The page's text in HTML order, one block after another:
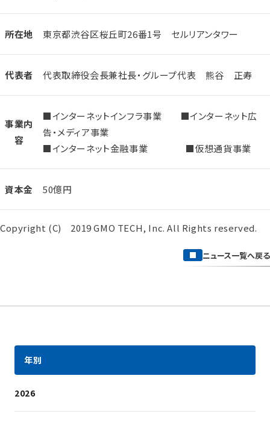
所在地 東京都渋谷区桜丘町26番1号 セルリアンタワー
代表者 代表取締役会長兼社長・グループ代表 熊谷 正寿
事業内
容
■インターネットインフラ事業 ■インターネット広
告・メディア事業
■インターネット金融事業 ■仮想通貨事業
資本金 50億円
Copyright (C) 2019 GMO TECH, Inc. All Rights reserved.
ニュース一覧へ戻る
年別
2026